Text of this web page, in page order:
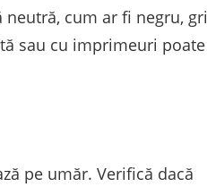
cum ar fi negru, gri
sau cu imprimeuri poate
pe umăr. Verifică dacă